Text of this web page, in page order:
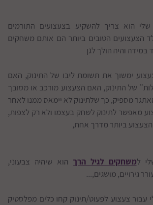
הוא צריך להשקיע בצעצועים התורמים
הצעצועים הטובים ביותר הם אותם משחקים
והיה הולך לגן
ימשוך את תשומת ליבו של התינוק, האם
של התינוק, האם הצעצוע מורכב או מסובך
מספיק, כך שלתינוק לא יימאס ממנו לאחר
מאפשר לתינוק לשחק בעצמו ולא רק לצפות,
ביותר מדרך אחת,
למשחקים לגיל הרך הוא שיהיה צבעוני,
גירויים, מושגים,...
צעצוע לפעוט/תינוק קחו כלים מפלסטיק